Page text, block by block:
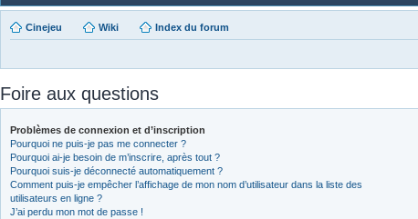
Cinejeu Wiki Index du forum
Foire aux questions
Problèmes de connexion et d’inscription
Pourquoi ne puis-je pas me connecter ?
Pourquoi ai-je besoin de m’inscrire, après tout ?
Pourquoi suis-je déconnecté automatiquement ?
Comment puis-je empêcher l’affichage de mon nom d’utilisateur dans la liste des
utilisateurs en ligne ?
J’ai perdu mon mot de passe !